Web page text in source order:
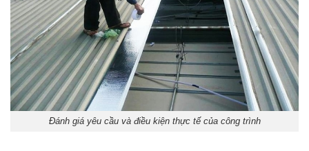
Đánh giá yêu cầu và điều kiện thực tế của công trình